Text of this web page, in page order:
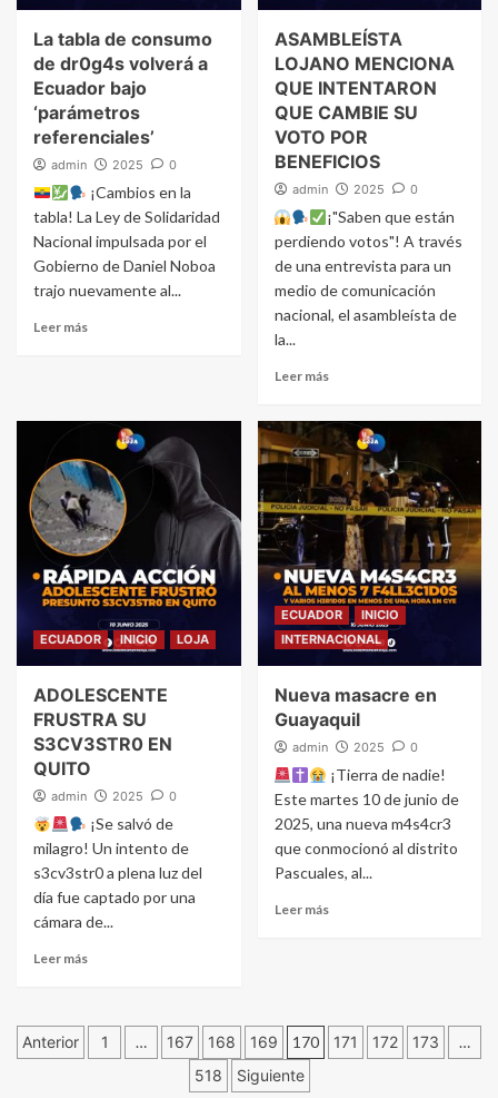
La tabla de consumo
de dr0g4s volverá a
Ecuador bajo
‘parámetros
referenciales’
admin 2025 0
¡Cambios en la
tabla! La Ley de Solidaridad
Nacional impulsada por el
Gobierno de Daniel Noboa
trajo nuevamente al...
Leer más
ASAMBLEÍSTA
LOJANO MENCIONA
QUE INTENTARON
QUE CAMBIE SU
VOTO POR
BENEFICIOS
admin 2025 0
¡"Saben que están
perdiendo votos"! A través
de una entrevista para un
medio de comunicación
nacional, el asambleísta de
la...
Leer más
ECUADOR INICIO LOJA
ADOLESCENTE
FRUSTRA SU
S3CV3STR0 EN
QUITO
admin 2025 0
¡Se salvó de
milagro! Un intento de
s3cv3str0 a plena luz del
día fue captado por una
cámara de...
Leer más
ECUADOR
INICIO
INTERNACIONAL
Nueva masacre en
Guayaquil
admin 2025 0
¡Tierra de nadie!
Este martes 10 de junio de
2025, una nueva m4s4cr3
que conmocionó al distrito
Pascuales, al...
Leer más
Navegación
Anterior 1 … 167 168 169 170 171 172 173
…
518
Siguiente